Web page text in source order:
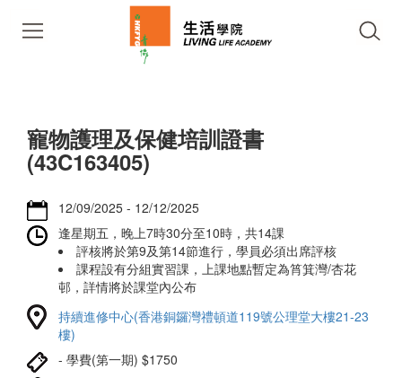
寵物護理及保健培訓證書
(43C163405)
12/09/2025 - 12/12/2025
逢星期五，晚上7時30分至10時，共14課
評核將於第9及第14節進行，學員必須出席評核
課程設有分組實習課，上課地點暫定為筲箕灣/杏花
邨，詳情將於課堂內公布
持續進修中心(香港銅鑼灣禮頓道119號公理堂大樓21-23
樓)
- 學費(第一期) $1750